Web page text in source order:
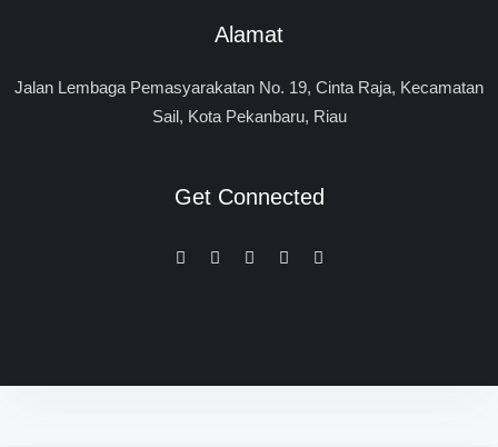
Alamat
Jalan Lembaga Pemasyarakatan No. 19, Cinta Raja, Kecamatan
Sail, Kota Pekanbaru, Riau
Get Connected